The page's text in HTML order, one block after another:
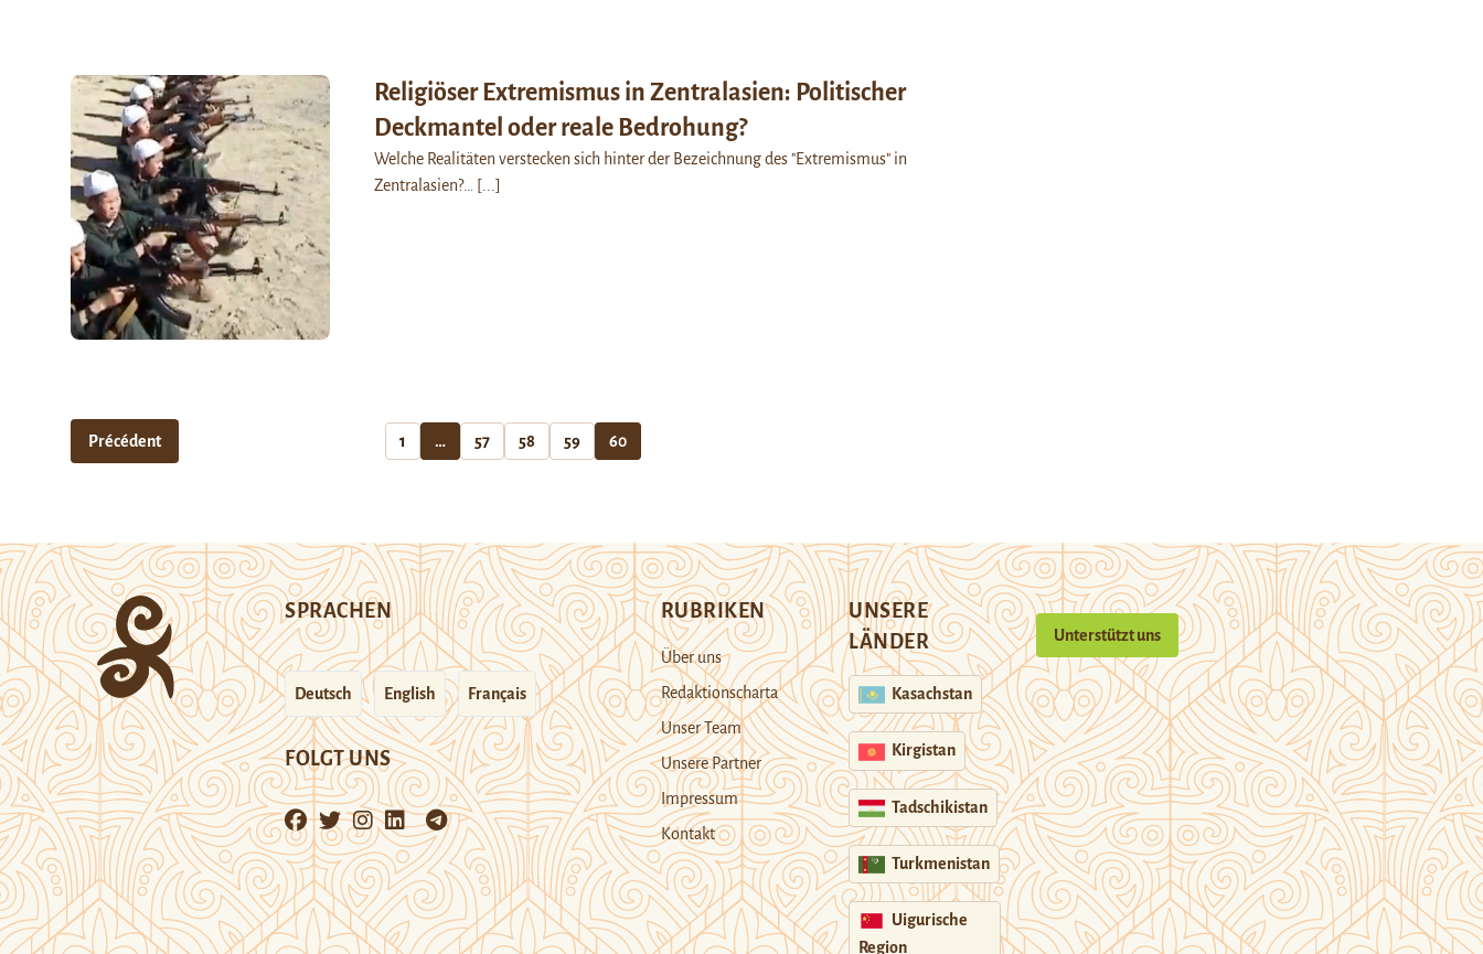
Religiöser Extremismus in Zentralasien: Politischer
Deckmantel oder reale Bedrohung?
Welche Realitäten verstecken sich hinter der Bezeichnung des "Extremismus" in
Zentralasien?…
[...]
Précédent 1 … 57 58 59 60
SPRACHEN
Deutsch English Français
FOLGT UNS
RUBRIKEN
Über uns
Redaktionscharta
Unser Team
Unsere Partner
Impressum
Kontakt
UNSERE
LÄNDER
Kasachstan
Kirgistan
Tadschikistan
Turkmenistan
Uigurische
Region
Unterstützt uns